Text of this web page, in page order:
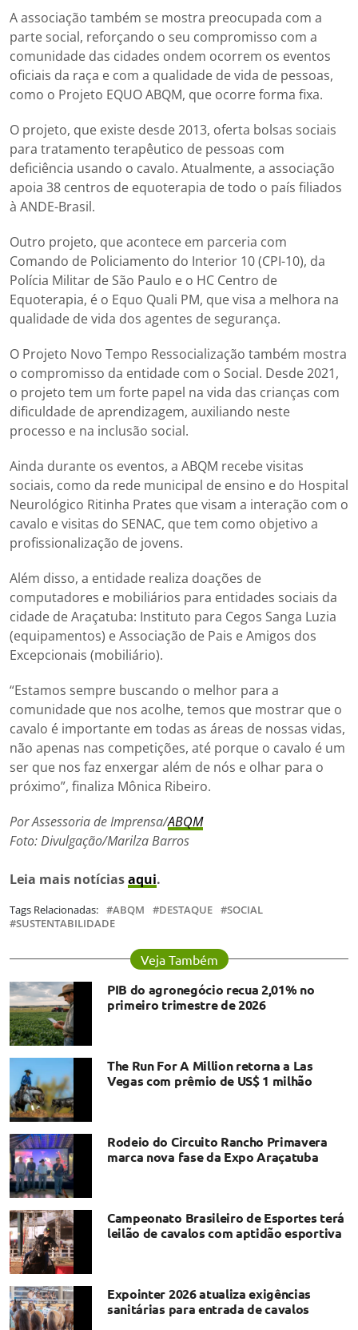
A associação também se mostra preocupada com a
parte social, reforçando o seu compromisso com a
comunidade das cidades ondem ocorrem os eventos
oficiais da raça e com a qualidade de vida de pessoas,
como o Projeto EQUO ABQM, que ocorre forma fixa.
O projeto, que existe desde 2013, oferta bolsas sociais
para tratamento terapêutico de pessoas com
deficiência usando o cavalo. Atualmente, a associação
apoia 38 centros de equoterapia de todo o país filiados
à ANDE-Brasil.
Outro projeto, que acontece em parceria com
Comando de Policiamento do Interior 10 (CPI-10), da
Polícia Militar de São Paulo e o HC Centro de
Equoterapia, é o Equo Quali PM, que visa a melhora na
qualidade de vida dos agentes de segurança.
O Projeto Novo Tempo Ressocialização também mostra
o compromisso da entidade com o Social. Desde 2021,
o projeto tem um forte papel na vida das crianças com
dificuldade de aprendizagem, auxiliando neste
processo e na inclusão social.
Ainda durante os eventos, a ABQM recebe visitas
sociais, como da rede municipal de ensino e do Hospital
Neurológico Ritinha Prates que visam a interação com o
cavalo e visitas do SENAC, que tem como objetivo a
profissionalização de jovens.
Além disso, a entidade realiza doações de
computadores e mobiliários para entidades sociais da
cidade de Araçatuba: Instituto para Cegos Sanga Luzia
(equipamentos) e Associação de Pais e Amigos dos
Excepcionais (mobiliário).
“Estamos sempre buscando o melhor para a
comunidade que nos acolhe, temos que mostrar que o
cavalo é importante em todas as áreas de nossas vidas,
não apenas nas competições, até porque o cavalo é um
ser que nos faz enxergar além de nós e olhar para o
próximo”, finaliza Mônica Ribeiro.
Por Assessoria de Imprensa/ABQM
Foto: Divulgação/Marilza Barros
Leia mais notíciasaqui.
Tags Relacionadas: ABQM DESTAQUE
SOCIAL
SUSTENTABILIDADE
Veja Também
PIB do agronegócio recua 2,01% no
primeiro trimestre de 2026
The Run For A Million retorna a Las
Vegas com prêmio de US$ 1 milhão
Rodeio do Circuito Rancho Primavera
marca nova fase da Expo Araçatuba
Campeonato Brasileiro de Esportes terá
leilão de cavalos com aptidão esportiva
Expointer 2026 atualiza exigências
sanitárias para entrada de cavalos